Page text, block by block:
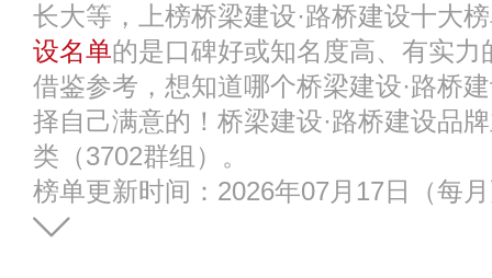
长大等，上榜桥梁建设·路桥建设十大
设名单的是口碑好或知名度高、有实
借鉴参考，想知道哪个桥梁建设·路桥
择自己满意的！桥梁建设·路桥建设品
类（3702群组）。
榜单更新时间：2026年07月17日（每